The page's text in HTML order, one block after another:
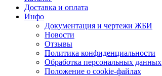
Доставка и оплата
Инфо
Документация и чертежи ЖБИ
Новости
Отзывы
Политика конфиденциальности
Обработка персональных данных
Положение о cookie-файлах